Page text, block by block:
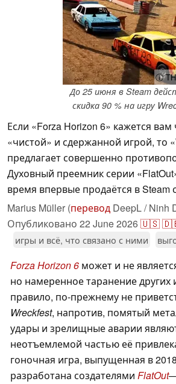
ⓘ
До 25 июня в Steam
скидка 90 % на игру
Если «Forza Horizon 6» кажется вам
«чистой» и сдержанной игрой, то
предлагает совершенно
Духовный преемник серии
время впервые продаётся в Steam
Marius Müller (перевод DeepL / Ninh
Опубликовано 22 June 2026🇺🇸
игры и всё, что связано с ними
Forza Horizon 6 может и не
но намеренное таранение других
правило, по-прежнему не
Wreckfest, напротив, помятый
удары и зрелищные аварии
неотъемлемой частью её
гоночная игра, выпущенная в
разработана создателями FlatOut